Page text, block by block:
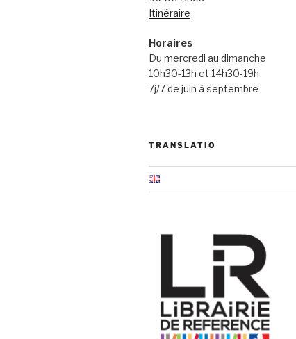
Itinéraire
Horaires
Du mercredi au dimanche
10h30-13h et 14h30-19h
7j/7 de juin à septembre
TRANSLATIO